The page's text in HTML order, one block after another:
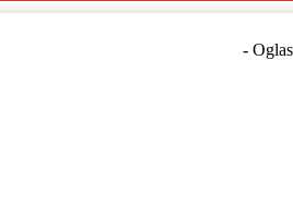
-